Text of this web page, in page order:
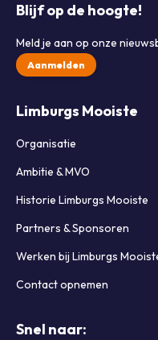
Blijf op de hoogte!
Meld je aan op onze
Aanmelden
Limburgs Mooiste
Organisatie
Ambitie & MVO
Historie Limburgs Mooiste
Partners & Sponsoren
Werken bij Limburgs
Contact opnemen
Snel naar: